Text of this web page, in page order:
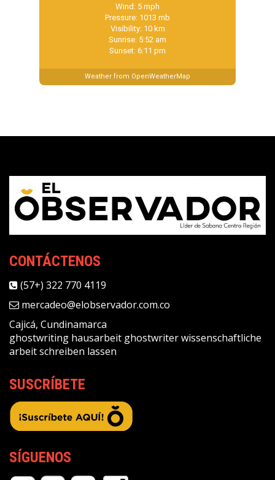
Wind: 5 mph
Pressure: 1013 mb
Visibility: 10 km
Sunrise: 5:52 am
Sunset: 6:11 pm
Weather from OpenWeatherMap
CONTÁCTENOS
(57+) 322 770 4119
mercadeo@elobservador.com.co
Cajicá, Cundinamarca
ghostwriting hausarbeit ghostwriterwissenschaftliche
arbeit schreiben lassen
SUSCRÍBETE
SÍGUENOS